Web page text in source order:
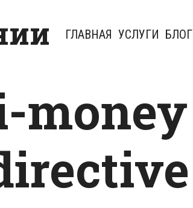
ГЛАВНАЯ УСЛУГИ БЛОГ
money